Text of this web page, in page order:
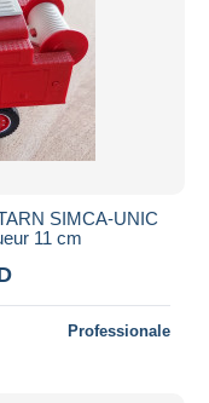
SIMCA-UNIC
11 cm
Professionale